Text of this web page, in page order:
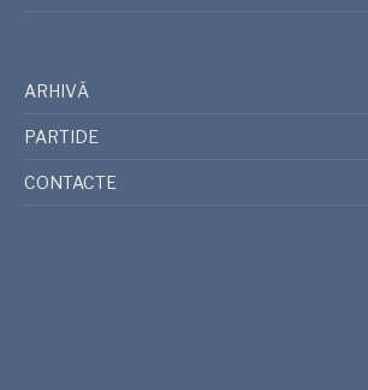
ARHIVĂ
PARTIDE
CONTACTE